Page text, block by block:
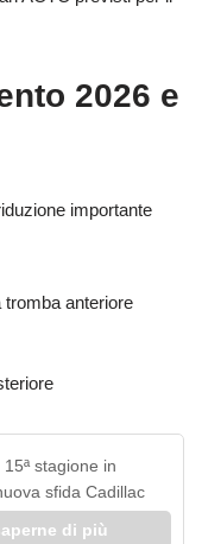
2026 e
importante
tromba anteriore
stagione in
sfida Cadillac
di più